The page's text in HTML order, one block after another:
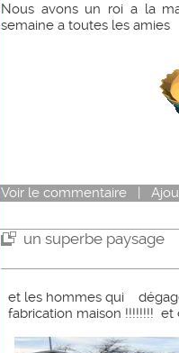
Nous avons un roi a la
semaine a toutes les amies
Voir le commentaire |
un superbe paysage
et les hommes qui
fabrication maison !!!!!!!! et